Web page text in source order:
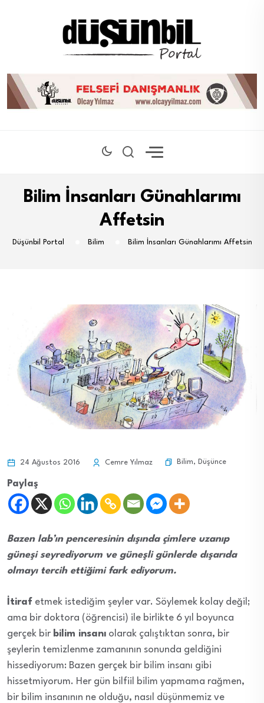
Bilim İnsanları Günahlarımı
Affetsin
Düşünbil Portal Bilim Bilim İnsanları Günahlarımı Affetsin
24 Ağustos 2016 Cemre Yılmaz Bilim, Düşünce
Paylaş
Bazen lab’ın penceresinin dışında çimlere uzanıp
güneşi seyrediyorum ve güneşli günlerde dışarıda
olmayı tercih ettiğimi fark ediyorum.
İtiraf etmek istediğim şeyler var. Söylemek kolay değil;
ama bir doktora (öğrencisi) ile birlikte 6 yıl boyunca
gerçek bir bilim insanı olarak çalıştıktan sonra, bir
şeylerin temizlenme zamanının sonunda geldiğini
hissediyorum: Bazen gerçek bir bilim insanı gibi
hissetmiyorum. Her gün bilfiil bilim yapmama rağmen,
bir bilim insanının ne olduğu, nasıl düşünmemiz ve